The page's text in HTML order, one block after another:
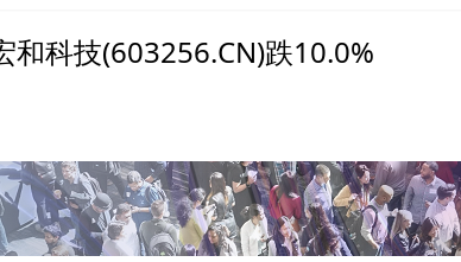
和科技(603256.CN)跌10.0%